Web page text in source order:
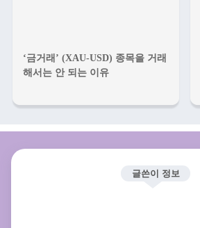
‘금거래’ (XAU-USD) 종목을 거래
해서는 안 되는 이유
글쓴이 정보